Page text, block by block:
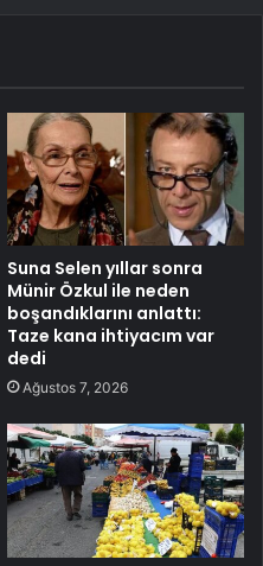
Suna Selen yıllar sonra
Münir Özkul ile neden
boşandıklarını anlattı:
Taze kana ihtiyacım var
dedi
Ağustos 7, 2026